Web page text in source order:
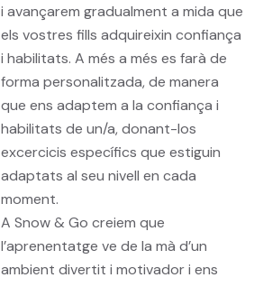
i avançarem gradualment a mida que
els vostres fills adquireixin confiança
i habilitats. A més a més es farà de
forma personalitzada, de manera
que ens adaptem a la confiança i
habilitats de un/a, donant-los
excercicis específics que estiguin
adaptats al seu nivell en cada
moment.
A Snow & Go creiem que
l’aprenentatge ve de la mà d’un
ambient divertit i motivador i ens